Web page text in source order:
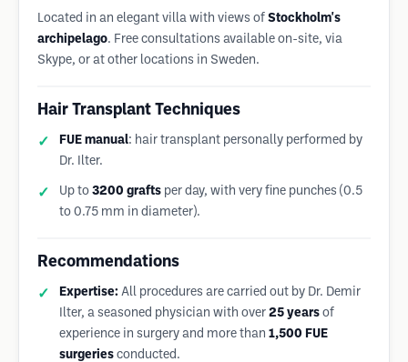
Located in an elegant villa with views of Stockholm's
archipelago. Free consultations available on-site, via
Skype, or at other locations in Sweden.
Hair Transplant Techniques
FUE manual: hair transplant personally performed by
Dr. Ilter.
Up to 3200 grafts per day, with very fine punches (0.5
to 0.75 mm in diameter).
Recommendations
Expertise: All procedures are carried out by Dr. Demir
Ilter, a seasoned physician with over 25 years of
experience in surgery and more than 1,500 FUE
surgeries conducted.